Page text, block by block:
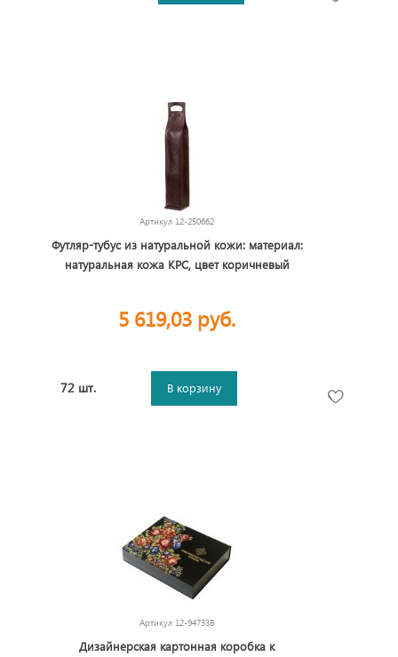
Артикул 12-250662
Футляр-тубус из натуральной кожи: материал:
натуральная кожа КРС, цвет коричневый
5 619,03 руб.
72 шт. В корзину
Артикул 12-94733B
Дизайнерская картонная коробка к